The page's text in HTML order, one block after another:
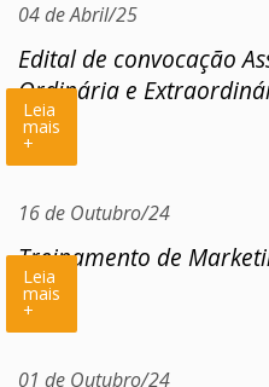
04 de Abril/25
Edital de convocação
Ordinária e
Leia
mais
+
16 de Outubro/24
Treinamento de
Leia
mais
+
01 de Outubro/24